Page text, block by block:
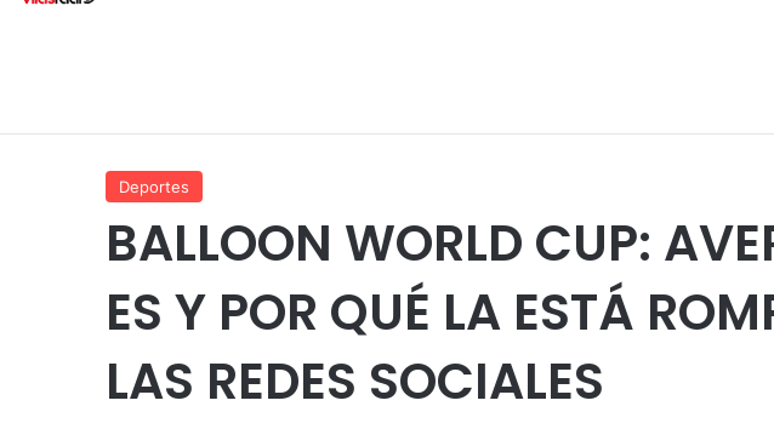
Deportes
BALLOON WORLD CUP:
ES Y POR QUÉ LA ESTÁ
LAS REDES SOCIALES